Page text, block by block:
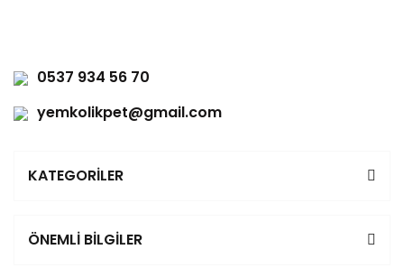
0537 934 56 70
yemkolikpet@gmail.com
KATEGORİLER
ÖNEMLİ BİLGİLER